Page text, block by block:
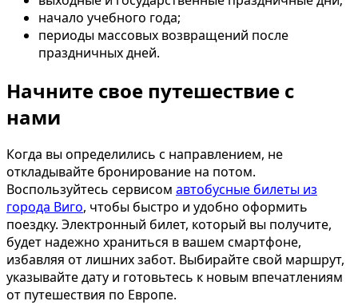
начало учебного года;
периоды массовых возвращений после
праздничных дней.
Начните свое путешествие с
нами
Когда вы определились с направлением, не
откладывайте бронирование на потом.
Воспользуйтесь сервисом автобусные билеты из
города Виго, чтобы быстро и удобно оформить
поездку. Электронный билет, который вы получите,
будет надежно храниться в вашем смартфоне,
избавляя от лишних забот. Выбирайте свой маршрут,
указывайте дату и готовьтесь к новым впечатлениям
от путешествия по Европе.